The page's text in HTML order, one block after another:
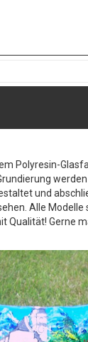
Polyresin-
und
Alle
Qualität! Gerne